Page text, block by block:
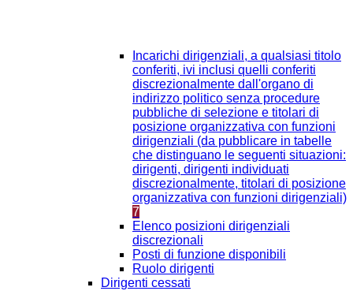
Incarichi dirigenziali, a qualsiasi titolo
conferiti, ivi inclusi quelli conferiti
discrezionalmente dall'organo di
indirizzo politico senza procedure
pubbliche di selezione e titolari di
posizione organizzativa con funzioni
dirigenziali (da pubblicare in tabelle
che distinguano le seguenti situazioni:
dirigenti, dirigenti individuati
discrezionalmente, titolari di posizione
organizzativa con funzioni dirigenziali)
7
Elenco posizioni dirigenziali
discrezionali
Posti di funzione disponibili
Ruolo dirigenti
Dirigenti cessati